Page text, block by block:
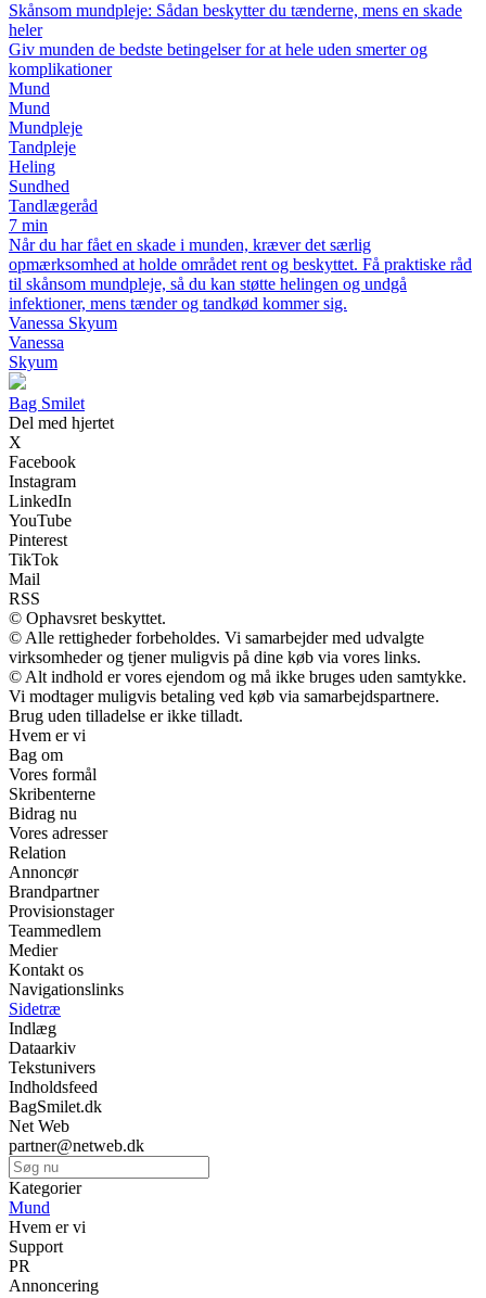
Skånsom mundpleje: Sådan beskytter du tænderne, mens en skade
heler
Giv munden de bedste betingelser for at hele uden smerter og
komplikationer
Mund
Mund
Mundpleje
Tandpleje
Heling
Sundhed
Tandlægeråd
7 min
Når du har fået en skade i munden, kræver det særlig
opmærksomhed at holde området rent og beskyttet. Få praktiske råd
til skånsom mundpleje, så du kan støtte helingen og undgå
infektioner, mens tænder og tandkød kommer sig.
Vanessa Skyum
Vanessa
Skyum
Bag Smilet
Del med hjertet
X
Facebook
Instagram
LinkedIn
YouTube
Pinterest
TikTok
Mail
RSS
© Ophavsret beskyttet.
© Alle rettigheder forbeholdes. Vi samarbejder med udvalgte
virksomheder og tjener muligvis på dine køb via vores links.
© Alt indhold er vores ejendom og må ikke bruges uden samtykke.
Vi modtager muligvis betaling ved køb via samarbejdspartnere.
Brug uden tilladelse er ikke tilladt.
Hvem er vi
Bag om
Vores formål
Skribenterne
Bidrag nu
Vores adresser
Relation
Annoncør
Brandpartner
Provisionstager
Teammedlem
Medier
Kontakt os
Navigationslinks
Sidetræ
Indlæg
Dataarkiv
Tekstunivers
Indholdsfeed
BagSmilet.dk
Net Web
partner@netweb.dk
Kategorier
Mund
Hvem er vi
Support
PR
Annoncering